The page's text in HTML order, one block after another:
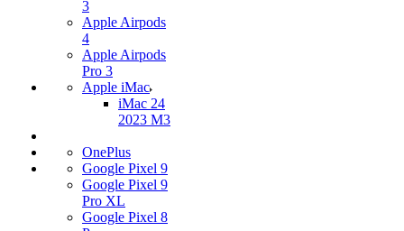
3
Apple Airpods
4
Apple Airpods
Pro 3
Apple iMac
iMac 24
2023 M3
OnePlus
Google Pixel 9
Google Pixel 9
Pro XL
Google Pixel 8